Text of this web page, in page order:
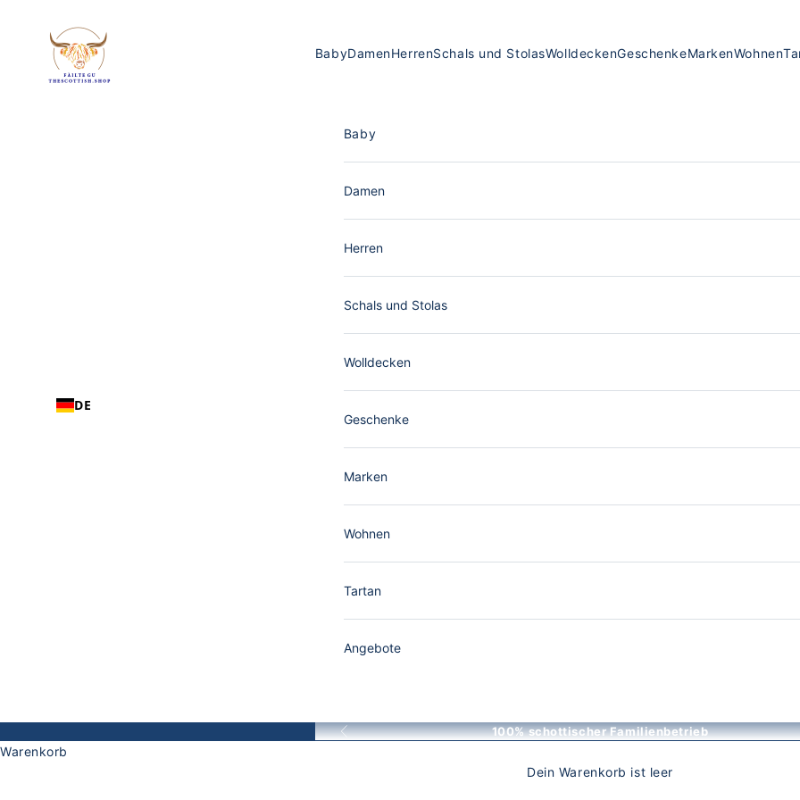
The Scottish Shop Deutschland
DE
BabyDamenHerrenSchals und StolasWolldeckenGeschenkeMarkenWohnen
Baby
Damen
Herren
Schals und Stolas
Wolldecken
Geschenke
Marken
Wohnen
Tartan
Angebote
Zurück 100% schottischer Familienbetrieb
Warenkorb
Dein Warenkorb ist leer